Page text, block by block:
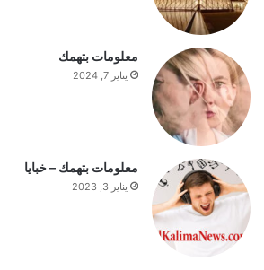
ل
ه
ي
م
ي
و
م
معلومات بتهمك
يناير 7, 2024
معلومات بتهمك – خبايا
يناير 3, 2023